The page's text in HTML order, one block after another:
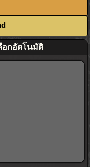
อกอัตโนมัติ